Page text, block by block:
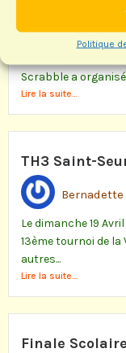
Politique
Jacky
58 joueurs ont
Scrabble a
Lire la suite...
TH3 Saint-
Bernadette
Le dimanche 19
13ème tournoi de la
autres...
Lire la suite...
Finale Scolaire